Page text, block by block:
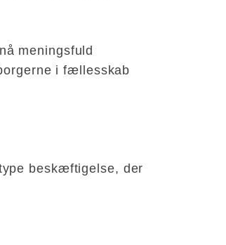
meningsfuld
i fællesskab
beskæftigelse, der